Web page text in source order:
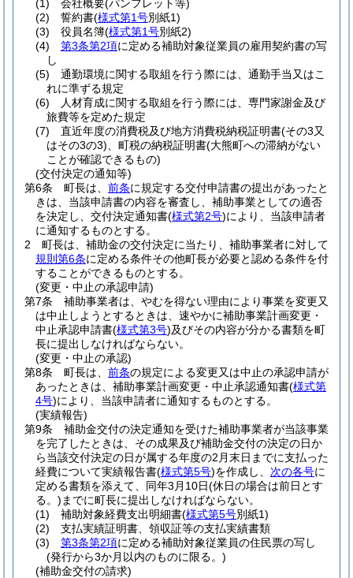
(1)
会社概要(パンフレット等)
(2)
誓約書(様式第1号別紙1)
(3)
役員名簿(様式第1号別紙2)
(4)
第3条第2項に定める補助対象従業員の雇用契約書の写
し
(5)
通勤環境に関する取組を行う際には、通勤手当又はこ
れに準ずる規定
(6)
人材育成に関する取組を行う際には、専門家謝金及び
旅費等を定めた規定
(7)
直近年度の消費税及び地方消費税納税証明書(その3又
はその3の3) 、町税の納税証明書(大熊町への滞納がない
ことが確認できるもの)
(交付決定の通知等)
第6条
町長は、 前条に規定する交付申請書の提出があったと
きは、当該申請書の内容を審査し、補助事業としての適否
を決定し、交付決定通知書(様式第2号)により、当該申請者
に通知するものとする。
2
町長は、補助金の交付決定に当たり、補助事業者に対して
規則第6条に定める条件その他町長が必要と認める条件を付
することができるものとする。
(変更・中止の承認申請)
第7条
補助事業者は、やむを得ない理由により事業を変更又
は中止しようとするときは、速やかに補助事業計画変更・
中止承認申請書(様式第3号)及びその内容が分かる書類を町
長に提出しなければならない。
(変更・中止の承認)
第8条
町長は、 前条の規定による変更又は中止の承認申請が
あったときは、補助事業計画変更・中止承認通知書(様式第
4号)により、当該申請者に通知するものとする。
(実績報告)
第9条
補助金交付の決定通知を受けた補助事業者が当該事業
を完了したときは、その成果及び補助金交付の決定の日か
ら当該交付決定の日が属する年度の2月末日までに支払った
経費について実績報告書(様式第5号)を作成し、 次の各号に
定める書類を添えて、同年3月10日(休日の場合は前日とす
る。) までに町長に提出しなければならない。
(1)
補助対象経費支出明細書(様式第5号別紙1)
(2)
支払実績証明書、領収証等の支払実績書類
(3)
第3条第2項に定める補助対象従業員の住民票の写し
(発行から3か月以内のものに限る。)
(補助金交付の請求)